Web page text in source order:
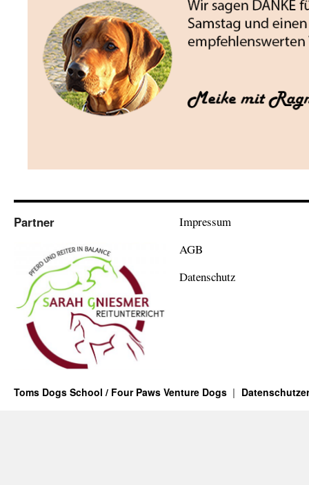
Partner
Impressum
AGB
Datenschutz
Toms Dogs School / Four Paws Venture Dogs